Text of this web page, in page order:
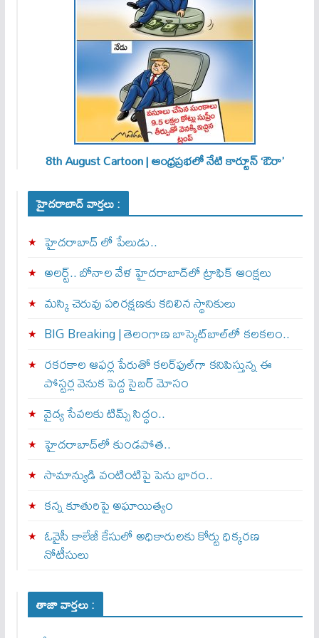
8th August Cartoon | ఆంధ్రప్రభలో నేటి కార్టూన్ ‘ఔరా’
హైదరాబాద్ వార్తలు :
హైదరాబాద్ లో పేలుడు..
అలర్ట్‌.. బోనాల వేళ హైదరాబాద్‌లో ట్రాఫిక్‌ ఆంక్షలు
మస్కి చెరువు పరిరక్షణకు కదిలిన స్థానికులు
BIG Breaking | తెలంగాణ బాస్కెట్‌బాల్‌లో కలకలం..
రకరకాల ఆఫర్ల పేరుతో కలర్‌ఫుల్‌గా కనిపిస్తున్న ఈ
పోస్టర్ల వెనుక పెద్ద సైబర్ మోసం
వైద్య సేవలకు టిమ్స్‌ సిద్ధం..
హైదరాబాద్‌లో కుండపోత..
సామాన్యుడి వంటింటిపై పెను భారం..
కన్న కూతురిపై అఘాయిత్యం
ఓవైసీ కాలేజీ కేసులో అధికారులకు కోర్టు ధిక్కరణ
నోటీసులు
తాజా వార్తలు :